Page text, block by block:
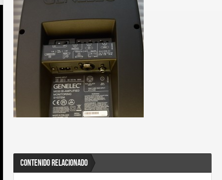
CONTENIDO RELACIONADO